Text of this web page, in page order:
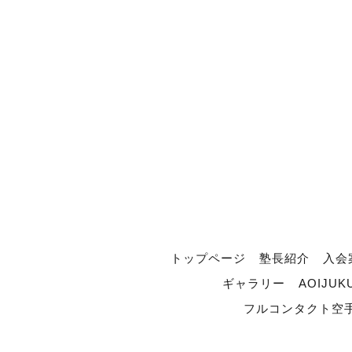
トップページ 塾長紹介
入
ギャラリー
フルコンタクト空